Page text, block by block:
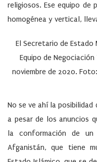
religiosos. Ese equipo de
homogénea y vertical,
El Secretario de Estado
Equipo de
noviembre de 2020.
No se ve ahí la
a pesar de los anuncios
la conformación de
Afganistán, que tiene